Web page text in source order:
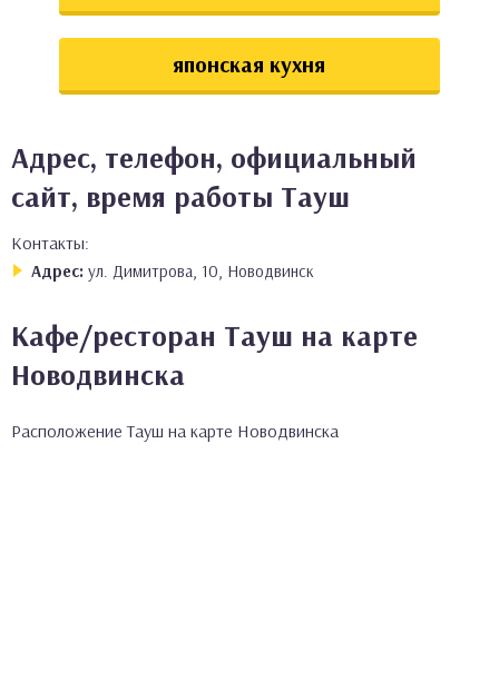
японская кухня
Адрес, телефон, официальный
сайт, время работы Тауш
Контакты:
Адрес: ул. Димитрова, 10, Новодвинск
Кафе/ресторан Тауш на карте
Новодвинска
Расположение Тауш на карте Новодвинска